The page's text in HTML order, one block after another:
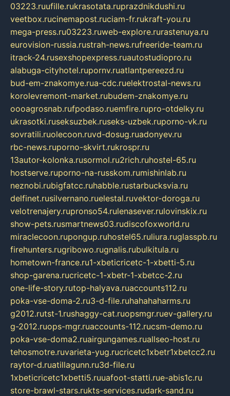
03223.ruufille.rukrasotata.ruprazdnikdushi.ru
veetbox.rucinemapost.ruciam-fr.rukraft-you.ru
mega-press.ru03223.ruweb-explore.rurastenuya.ru
eurovision-russia.rustrah-news.rufreeride-team.ru
itrack-24.rusexshopexpress.ruautostudiopro.ru
alabuga-cityhotel.rupornv.ruatlantpereezd.ru
bud-em-znakomye.rua-cdc.ruelektrostal-news.ru
korolevremont-market.rubudem-znakomye.ru
oooagrosnab.rufpodaso.ruemfire.rupro-otdelky.ru
ukrasotki.ruseksuzbek.ruseks-uzbek.ruporno-vk.ru
sovratili.ruolecoon.ruvd-dosug.ruadonyev.ru
rbc-news.ruporno-skvirt.rukrospr.ru
13autor-kolonka.rusormol.ru2rich.ruhostel-65.ru
hostserve.ruporno-na-russkom.rumishinlab.ru
neznobi.rubigfatcc.ruhabble.rustarbucksvia.ru
delfinet.rusilvernano.ruelestal.ruvektor-doroga.ru
velotrenajery.rupronso54.rulenasever.rulovinskix.ru
show-pets.rusmartnews03.rudiscofoxworld.ru
miraclecoon.rupongup.ruhostel65.ruliura.ruglasspb.ru
firehunters.rugribowo.rugnalis.rubulkitula.ru
hometown-france.ru1-xbeticricetc-1-xbetti-5.ru
shop-garena.rucricetc-1-xbetr-1-xbetcc-2.ru
one-life-story.rutop-halyava.ruaccounts112.ru
poka-vse-doma-2.ru3-d-file.ruhahahaharms.ru
g2012.rutst-1.rushaggy-cat.ruopsmgr.ruev-gallery.ru
g-2012.ruops-mgr.ruaccounts-112.rucsm-demo.ru
poka-vse-doma2.ruairgungames.ruallseo-host.ru
tehosmotre.ruvarieta-yug.rucricetc1xbetr1xbetcc2.ru
raytor-d.ruatillagunn.ru3d-file.ru
1xbeticricetc1xbetti5.ruuafoot-statti.rue-abis1c.ru
store-brawl-stars.rukts-services.rudark-sand.ru